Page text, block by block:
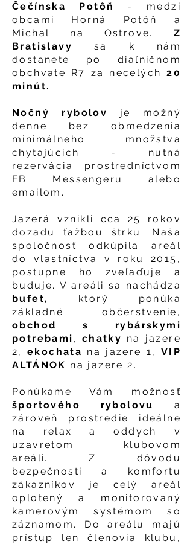
Čečínska Potôň
- medzi
obcami Horná Potôň a
Michal na Ostrove. Z
Bratislavy
sa k nám
dostanete po diaľničnom
obchvate R7 za necelých 20
minút.
Nočný rybolov
je možný
denne bez obmedzenia
minimálneho množstva
chytajúcich - nutná
rezervácia prostredníctvom
FB Messengeru alebo
emailom.
Jazerá vznikli cca 25 rokov
dozadu ťažbou štrku. Naša
spoločnosť odkúpila areál
do vlastníctva v roku 2015,
postupne ho zveľaďuje a
buduje. V areáli sa nachádza
bufet,
ktorý ponúka
základné občerstvenie,
obchod s rybárskymi
potrebami , chatky na jazere
2, ekochata na jazere 1, VIP
ALTÁNOK na jazere 2.
Ponúkame Vám možnosť
športového rybolovu
a
zároveň prostredie ideálne
na relax a oddych v
uzavretom klubovom
areáli. Z dôvodu
bezpečnosti a komfortu
zákazníkov je celý areál
oplotený a monitorovaný
kamerovým systémom so
záznamom. Do areálu majú
prístup len členovia klubu,